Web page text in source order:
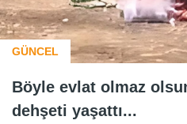
GÜNCEL
Böyle evlat olmaz
dehşeti yaşattı...